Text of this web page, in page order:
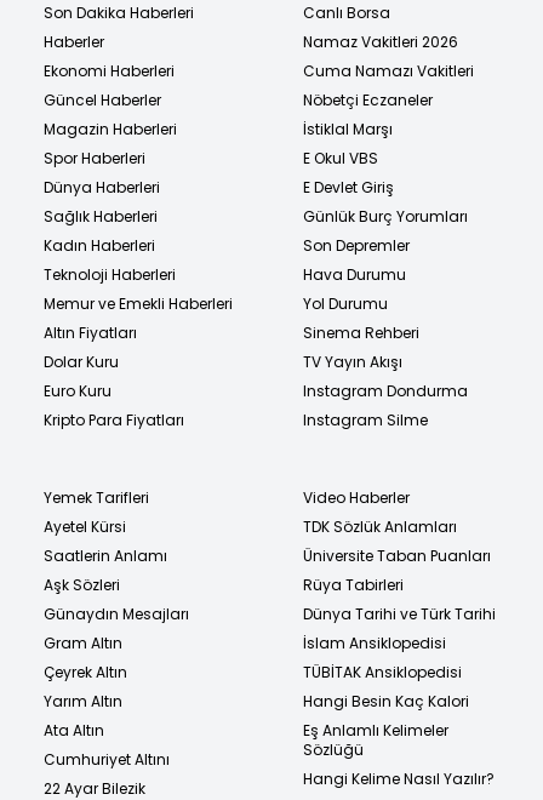
Son Dakika Haberleri
Haberler
Ekonomi Haberleri
Güncel Haberler
Magazin Haberleri
Spor Haberleri
Dünya Haberleri
Sağlık Haberleri
Kadın Haberleri
Teknoloji Haberleri
Memur ve Emekli Haberleri
Altın Fiyatları
Dolar Kuru
Euro Kuru
Kripto Para Fiyatları
Canlı Borsa
Namaz Vakitleri 2026
Cuma Namazı Vakitleri
Nöbetçi Eczaneler
İstiklal Marşı
E Okul VBS
E Devlet Giriş
Günlük Burç Yorumları
Son Depremler
Hava Durumu
Yol Durumu
Sinema Rehberi
TV Yayın Akışı
Instagram Dondurma
Instagram Silme
Yemek Tarifleri
Ayetel Kürsi
Saatlerin Anlamı
Aşk Sözleri
Günaydın Mesajları
Gram Altın
Çeyrek Altın
Yarım Altın
Ata Altın
Cumhuriyet Altını
22 Ayar Bilezik
Video Haberler
TDK Sözlük Anlamları
Üniversite Taban Puanları
Rüya Tabirleri
Dünya Tarihi ve Türk Tarihi
İslam Ansiklopedisi
TÜBİTAK Ansiklopedisi
Hangi Besin Kaç Kalori
Eş Anlamlı Kelimeler
Sözlüğü
Hangi Kelime Nasıl Yazılır?